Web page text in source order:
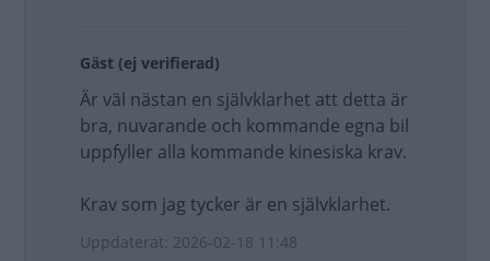
Gäst (ej verifierad)
Är väl nästan en självklarhet att detta är
bra, nuvarande och kommande egna bil
uppfyller alla kommande kinesiska krav.
Krav som jag tycker är en självklarhet.
Uppdaterat: 2026-02-18 11:48